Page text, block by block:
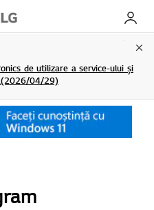
My LG
de utilizare a service-ului și
04/29)